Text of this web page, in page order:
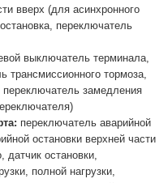
вверх (для асинхронного
переключатель
выключатель терминала,
трансмиссионного тормоза,
переключатель замедления
переключатель аварийной
остановки верхней части
датчик остановки,
полной нагрузки,